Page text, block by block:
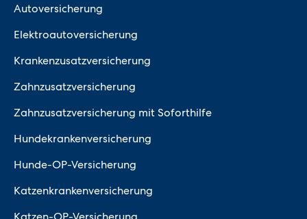
Autoversicherung
Elektroautoversicherung
Krankenzusatzversicherung
Zahnzusatzversicherung
Zahnzusatzversicherung mit Soforthilfe
Hundekrankenversicherung
Hunde-OP-Versicherung
Katzenkrankenversicherung